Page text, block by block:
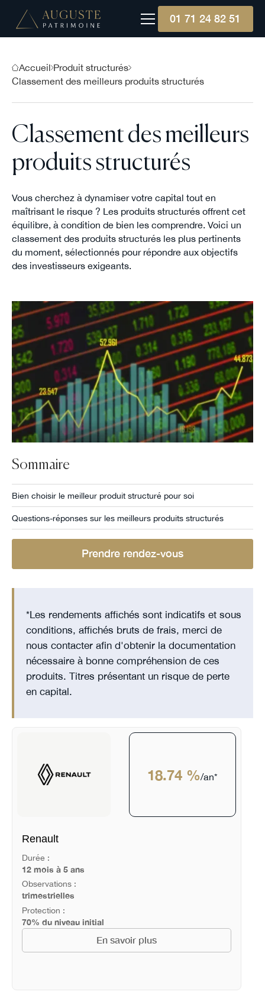
01 71 24 82 51
Accueil Produit structurés
Classement des meilleurs produits structurés
Classement des meilleurs
produits structurés
Vous cherchez à dynamiser votre capital tout en
maîtrisant le risque ? Les produits structurés offrent cet
équilibre, à condition de bien les comprendre. Voici un
classement des produits structurés les plus pertinents
du moment, sélectionnés pour répondre aux objectifs
des investisseurs exigeants.
Sommaire
Bien choisir le meilleur produit structuré pour soi
Questions-réponses sur les meilleurs produits structurés
Prendre rendez-vous
*Les rendements affichés sont indicatifs et sous
conditions, affichés bruts de frais, merci de
nous contacter afin d'obtenir la documentation
nécessaire à bonne compréhension de ces
produits. Titres présentant un risque de perte
en capital.
18.74 %/an*
Renault
Durée :
12 mois à 5 ans
Observations :
trimestrielles
Protection :
70% du niveau initial
En savoir plus